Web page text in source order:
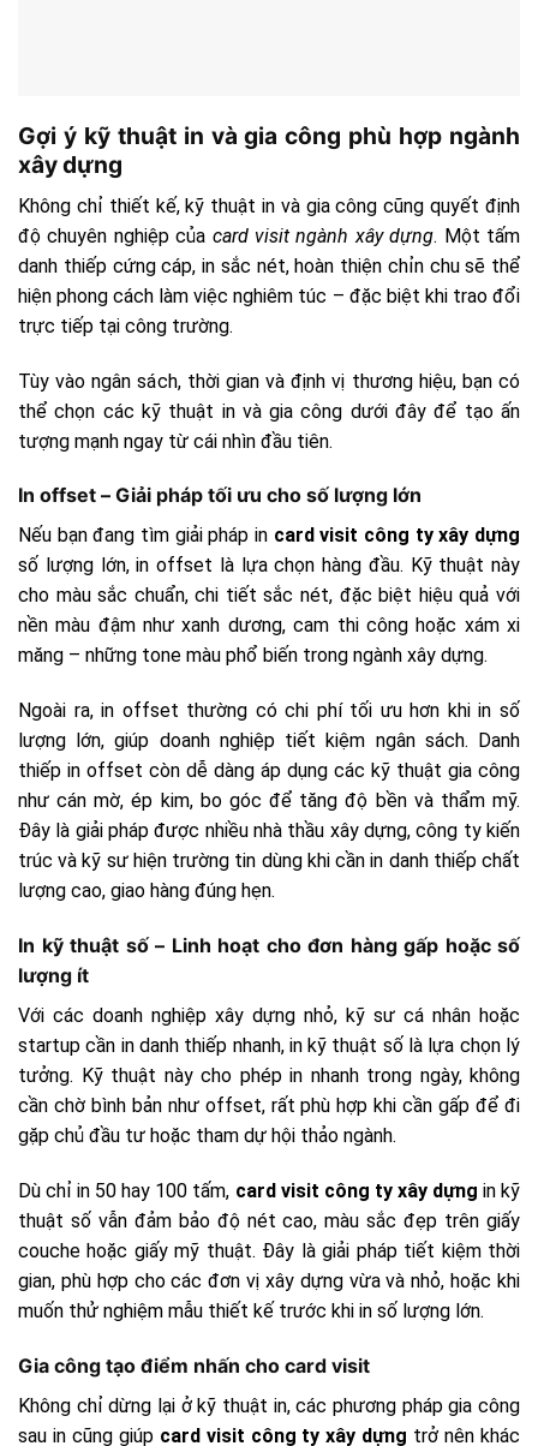
Gợi ý kỹ thuật in và gia công phù hợp ngành
xây dựng
Không chỉ thiết kế, kỹ thuật in và gia công cũng quyết định
độ chuyên nghiệp của card visit ngành xây dựng. Một tấm
danh thiếp cứng cáp, in sắc nét, hoàn thiện chỉn chu sẽ thể
hiện phong cách làm việc nghiêm túc – đặc biệt khi trao đổi
trực tiếp tại công trường.
Tùy vào ngân sách, thời gian và định vị thương hiệu, bạn có
thể chọn các kỹ thuật in và gia công dưới đây để tạo ấn
tượng mạnh ngay từ cái nhìn đầu tiên.
In offset – Giải pháp tối ưu cho số lượng lớn
Nếu bạn đang tìm giải pháp in card visit công ty xây dựng
số lượng lớn, in offset là lựa chọn hàng đầu. Kỹ thuật này
cho màu sắc chuẩn, chi tiết sắc nét, đặc biệt hiệu quả với
nền màu đậm như xanh dương, cam thi công hoặc xám xi
măng – những tone màu phổ biến trong ngành xây dựng.
Ngoài ra, in offset thường có chi phí tối ưu hơn khi in số
lượng lớn, giúp doanh nghiệp tiết kiệm ngân sách. Danh
thiếp in offset còn dễ dàng áp dụng các kỹ thuật gia công
như cán mờ, ép kim, bo góc để tăng độ bền và thẩm mỹ.
Đây là giải pháp được nhiều nhà thầu xây dựng, công ty kiến
trúc và kỹ sư hiện trường tin dùng khi cần in danh thiếp chất
lượng cao, giao hàng đúng hẹn.
In kỹ thuật số – Linh hoạt cho đơn hàng gấp hoặc số
lượng ít
Với các doanh nghiệp xây dựng nhỏ, kỹ sư cá nhân hoặc
startup cần in danh thiếp nhanh, in kỹ thuật số là lựa chọn lý
tưởng. Kỹ thuật này cho phép in nhanh trong ngày, không
cần chờ bình bản như offset, rất phù hợp khi cần gấp để đi
gặp chủ đầu tư hoặc tham dự hội thảo ngành.
Dù chỉ in 50 hay 100 tấm, card visit công ty xây dựng in kỹ
thuật số vẫn đảm bảo độ nét cao, màu sắc đẹp trên giấy
couche hoặc giấy mỹ thuật. Đây là giải pháp tiết kiệm thời
gian, phù hợp cho các đơn vị xây dựng vừa và nhỏ, hoặc khi
muốn thử nghiệm mẫu thiết kế trước khi in số lượng lớn.
Gia công tạo điểm nhấn cho card visit
Không chỉ dừng lại ở kỹ thuật in, các phương pháp gia công
sau in cũng giúp card visit công ty xây dựng trở nên khác